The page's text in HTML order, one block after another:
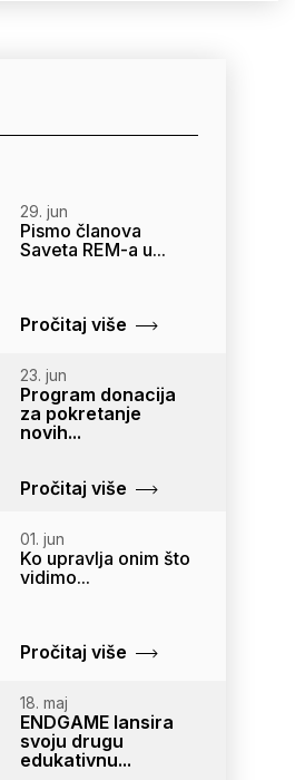
29. jun
Pismo članova
Saveta REM-a u...
Pročitaj više
23. jun
Program donacija
za pokretanje
novih...
Pročitaj više
01. jun
Ko upravlja onim što
vidimo...
Pročitaj više
18. maj
ENDGAME lansira
svoju drugu
edukativnu...